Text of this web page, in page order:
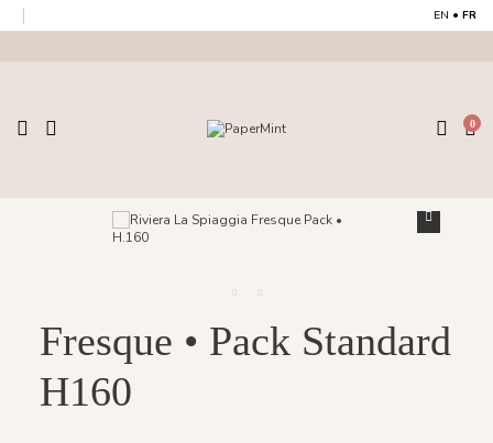
EN • FR
0
Fresque • Pack Standard
H160